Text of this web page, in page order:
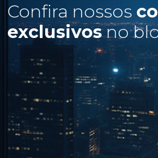
Confira nossos
exclusivosno